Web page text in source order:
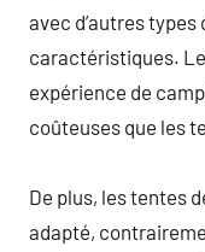
avec d’autres
caractéristiques.
expérience de
coûteuses que les
De plus, les tentes
adapté,